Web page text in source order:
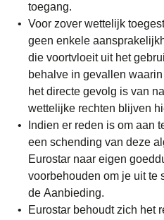
toegang.
Voor zover wettelijk
geen enkele
die voortvloeit uit het
behalve in gevallen
het directe gevolg is van
wettelijke rechten blijven
Indien er reden is om aan
een schending van deze
Eurostar naar eigen
voorbehouden om je uit te
de Aanbieding.
Eurostar behoudt zich het